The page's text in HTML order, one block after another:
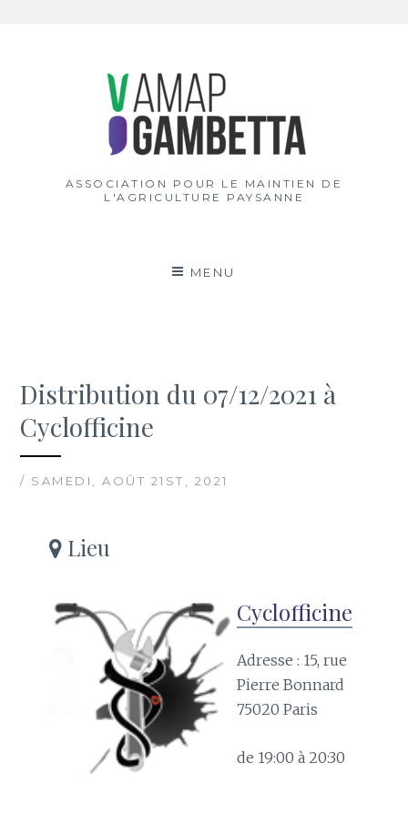
ASSOCIATION POUR LE MAINTIEN DE
L'AGRICULTURE PAYSANNE
MENU
Distribution du 07/12/2021 à
Cyclofficine
/ SAMEDI, AOÛT 21ST, 2021
Lieu
Cyclofficine
Adresse : 15, rue
Pierre Bonnard
75020 Paris
de 19:00 à 20:30